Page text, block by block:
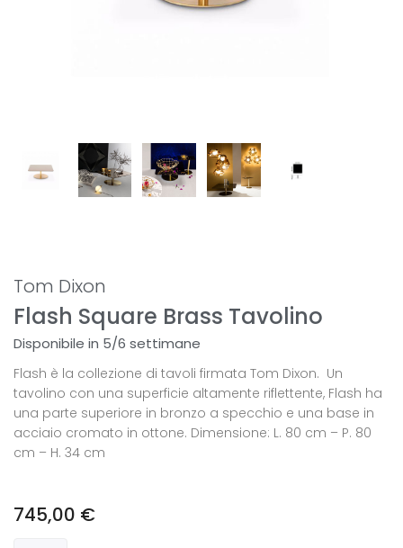
Tom Dixon
Flash Square Brass Tavolino
Disponibile in 5/6 settimane
Flash è la collezione di tavoli firmata Tom Dixon. Un
tavolino con una superficie altamente riflettente, Flash ha
una parte superiore in bronzo a specchio e una base in
acciaio cromato in ottone. Dimensione: L. 80 cm – P. 80
cm – H. 34 cm
745,00 €